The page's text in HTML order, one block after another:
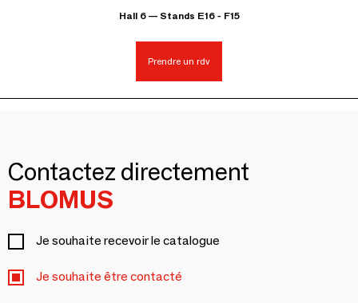
Hall 6 — Stands E16 - F15
Prendre un rdv
Contactez directement
BLOMUS
Je souhaite recevoir le catalogue
Je souhaite être contacté